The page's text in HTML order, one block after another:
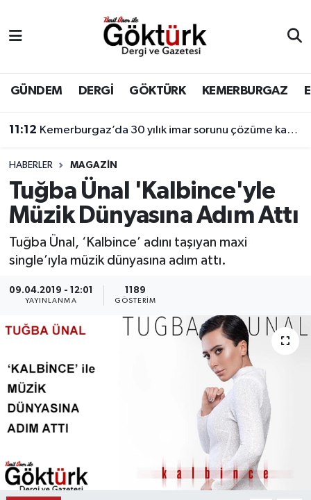
GÜNDEM DERGİ GÖKTÜRK KEMERBURGAZ
11:12 Kemerburgaz’da 30 yılık imar sorunu çözüme kavuşuyor
HABERLER MAGAZİN
Tuğba Ünal 'Kalbince'yle
Müzik Dünyasına Adım Attı
Tuğba Ünal, ‘Kalbince’ adını taşıyan maxi
single’ıyla müzik dünyasına adım attı.
09.04.2019 - 12:01
YAYINLANMA
1189
GÖSTERIM
BİLİM
DERGİ
DÜNYA
EĞİTİM
GÖKTÜRK
GÜNDEM
KEMERBURGAZ
KÜLTÜR - SANAT
MAGAZİN
SAĞLIK
Eyüpsultan Hava Durumu
Eyüpsultan Trafik Yoğunluk Haritası
Süper Lig Puan Durumu ve Fikstür
Tüm Manşetler
Son Dakika Haberleri